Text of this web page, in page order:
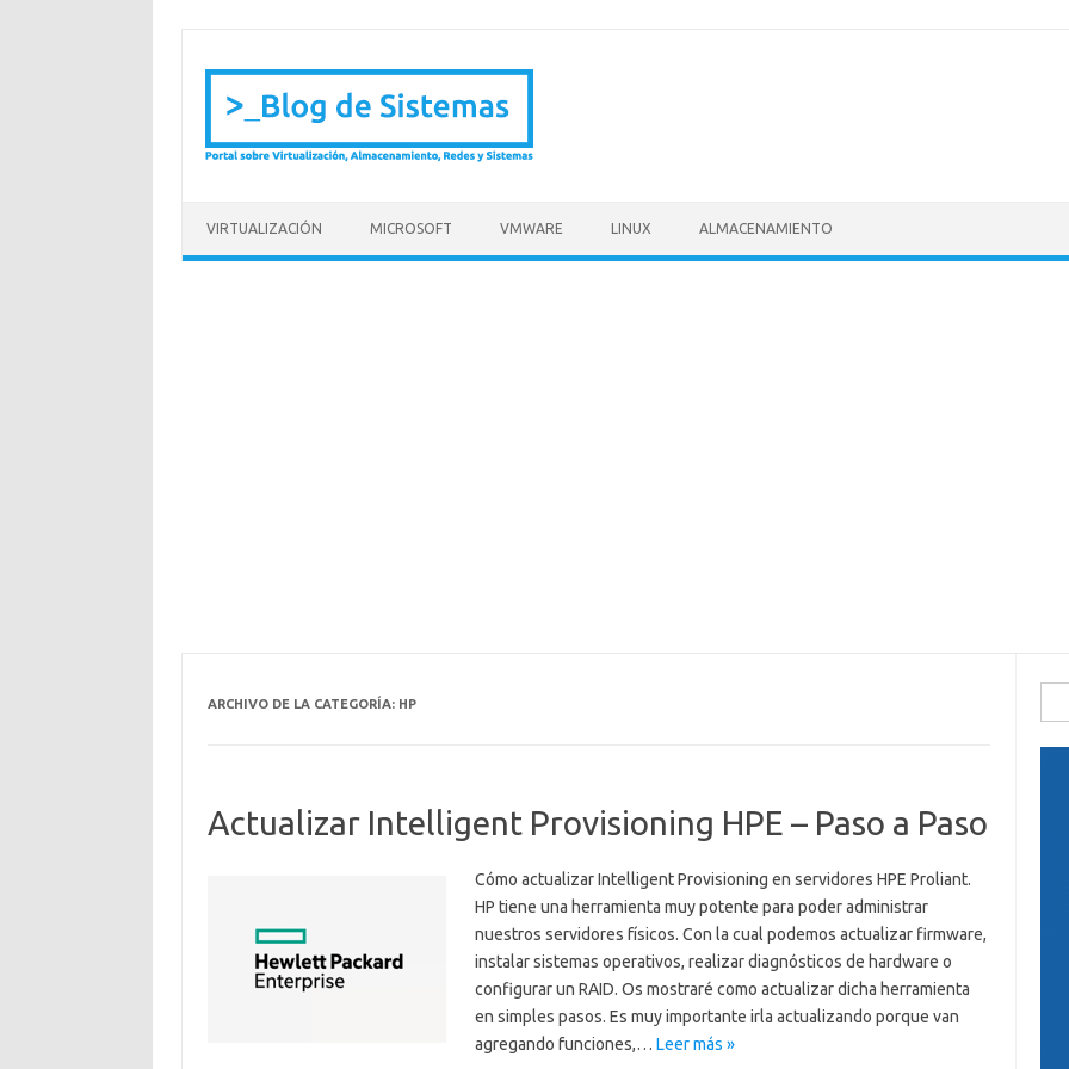
VIRTUALIZACIÓN MICROSOFT VMWARE LINUX ALMACENAMIENTO
ARCHIVO DE LA CATEGORÍA: HP
Actualizar Intelligent Provisioning HPE – Paso a Paso
Cómo actualizar Intelligent Provisioning en servidores HPE Proliant.
HP tiene una herramienta muy potente para poder administrar
nuestros servidores físicos. Con la cual podemos actualizar firmware,
instalar sistemas operativos, realizar diagnósticos de hardware o
configurar un RAID. Os mostraré como actualizar dicha herramienta
en simples pasos. Es muy importante irla actualizando porque van
agregando funciones,… Leer más »